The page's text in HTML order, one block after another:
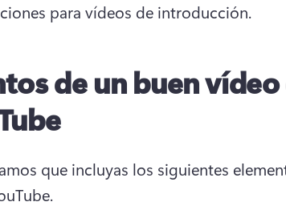
para vídeos de introducción.
de un buen
que incluyas los siguientes